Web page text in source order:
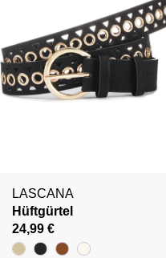
LASCANA
Hüftgürtel
24,99 €